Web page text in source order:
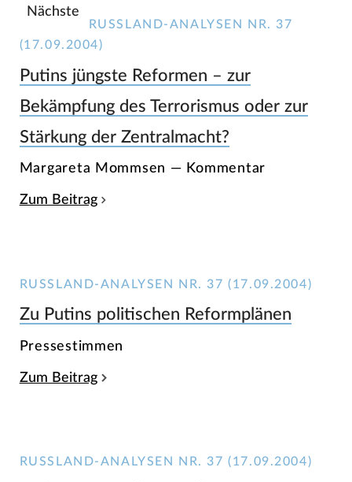
Nächste
RUSSLAND-ANALYSEN NR. 37
(17.09.2004)
Putins jüngste Reformen – zur
Bekämpfung des Terrorismus oder zur
Stärkung der Zentralmacht?
Margareta Mommsen — Kommentar
Zum Beitrag
RUSSLAND-ANALYSEN NR. 37 (17.09.2004)
Zu Putins politischen Reformplänen
Pressestimmen
Zum Beitrag
RUSSLAND-ANALYSEN NR. 37 (17.09.2004)